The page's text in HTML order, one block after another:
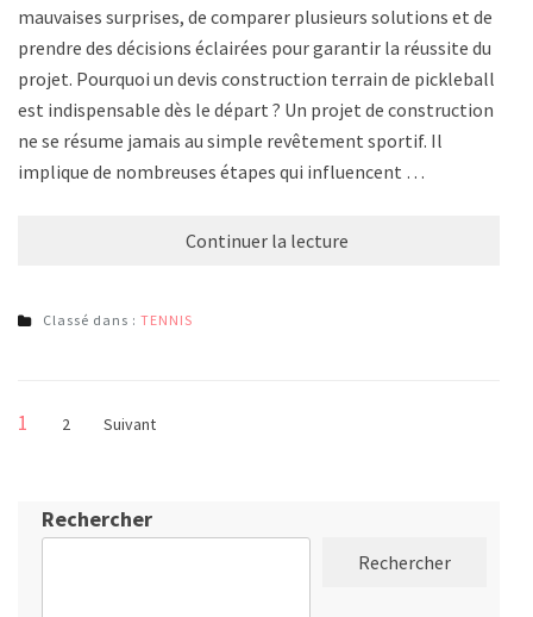
mauvaises surprises, de comparer plusieurs solutions et de
prendre des décisions éclairées pour garantir la réussite du
projet. Pourquoi un devis construction terrain de pickleball
est indispensable dès le départ ? Un projet de construction
ne se résume jamais au simple revêtement sportif. Il
implique de nombreuses étapes qui influencent …
Continuer la lecture
Classé dans : TENNIS
Pagination
publications
Page
1 Page
2 Suivant
Rechercher
Rechercher